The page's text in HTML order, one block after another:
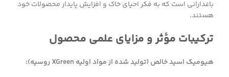
باغدارانی است که به فکر احیای خاک و افزایش پایدار محصولات خود
هستند.
ترکیبات مؤثر و مزایای علمی محصول
هیومیک اسید خالص (تولید شده از مواد اولیه XGreen روسیه):